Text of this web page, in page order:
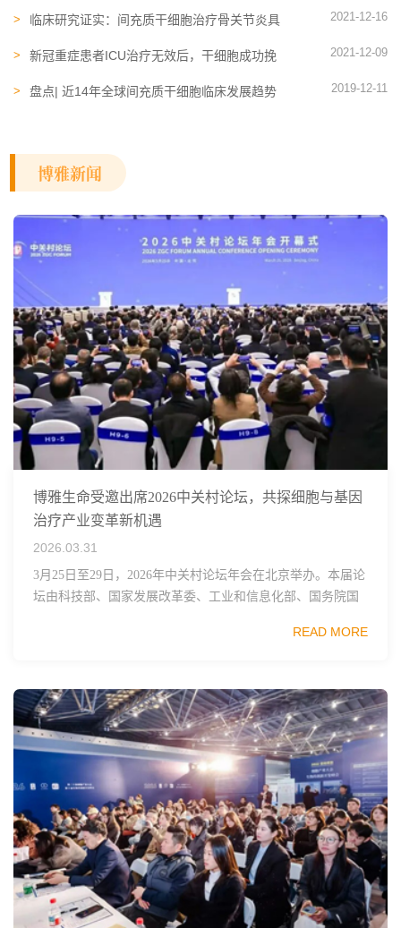
临床研究证实：间充质干细胞治疗骨关节炎具
2021-12-16
新冠重症患者ICU治疗无效后，干细胞成功挽
2021-12-09
盘点| 近14年全球间充质干细胞临床发展趋势 2019-12-11
博雅新闻
博雅生命受邀出席2026中关村论坛，共探细胞与基因
治疗产业变革新机遇
2026.03.31
3月25日至29日，2026年中关村论坛年会在北京举办。本届论
坛由科技部、国家发展改革委、工业和信息化部、国务院国
READ MORE